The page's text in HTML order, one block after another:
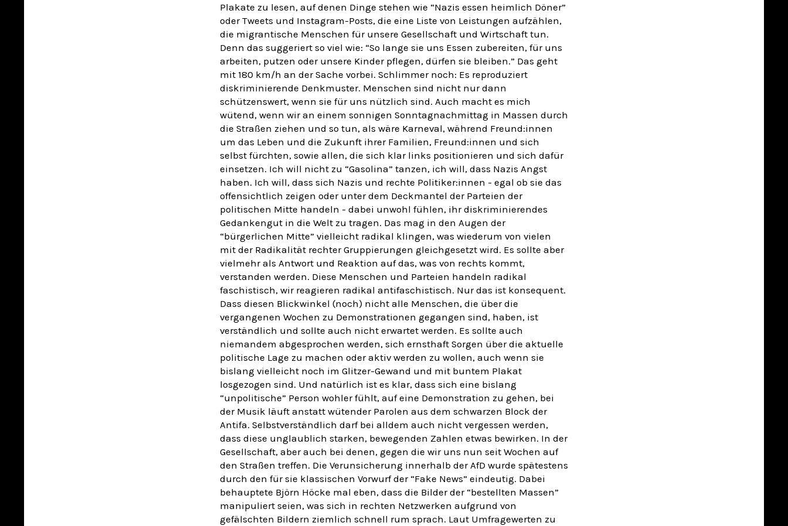
Plakate zu lesen, auf denen Dinge stehen wie “Nazis essen heimlich Döner”
oder Tweets und Instagram-Posts, die eine Liste von Leistungen aufzählen,
die migrantische Menschen für unsere Gesellschaft und Wirtschaft tun.
Denn das suggeriert so viel wie: “So lange sie uns Essen zubereiten, für uns
arbeiten, putzen oder unsere Kinder pflegen, dürfen sie bleiben.” Das geht
mit 180 km/h an der Sache vorbei. Schlimmer noch: Es reproduziert
diskriminierende Denkmuster. Menschen sind nicht nur dann
schützenswert, wenn sie für uns nützlich sind. Auch macht es mich
wütend, wenn wir an einem sonnigen Sonntagnachmittag in Massen durch
die Straßen ziehen und so tun, als wäre Karneval, während Freund:innen
um das Leben und die Zukunft ihrer Familien, Freund:innen und sich
selbst fürchten, sowie allen, die sich klar links positionieren und sich dafür
einsetzen. Ich will nicht zu “Gasolina” tanzen, ich will, dass Nazis Angst
haben. Ich will, dass sich Nazis und rechte Politiker:innen - egal ob sie das
offensichtlich zeigen oder unter dem Deckmantel der Parteien der
politischen Mitte handeln - dabei unwohl fühlen, ihr diskriminierendes
Gedankengut in die Welt zu tragen. Das mag in den Augen der
“bürgerlichen Mitte” vielleicht radikal klingen, was wiederum von vielen
mit der Radikalität rechter Gruppierungen gleichgesetzt wird. Es sollte aber
vielmehr als Antwort und Reaktion auf das, was von rechts kommt,
verstanden werden. Diese Menschen und Parteien handeln radikal
faschistisch, wir reagieren radikal antifaschistisch. Nur das ist konsequent.
Dass diesen Blickwinkel (noch) nicht alle Menschen, die über die
vergangenen Wochen zu Demonstrationen gegangen sind, haben, ist
verständlich und sollte auch nicht erwartet werden. Es sollte auch
niemandem abgesprochen werden, sich ernsthaft Sorgen über die aktuelle
politische Lage zu machen oder aktiv werden zu wollen, auch wenn sie
bislang vielleicht noch im Glitzer-Gewand und mit buntem Plakat
losgezogen sind. Und natürlich ist es klar, dass sich eine bislang
“unpolitische” Person wohler fühlt, auf eine Demonstration zu gehen, bei
der Musik läuft anstatt wütender Parolen aus dem schwarzen Block der
Antifa. Selbstverständlich darf bei alldem auch nicht vergessen werden,
dass diese unglaublich starken, bewegenden Zahlen etwas bewirken. In der
Gesellschaft, aber auch bei denen, gegen die wir uns nun seit Wochen auf
den Straßen treffen. Die Verunsicherung innerhalb der AfD wurde spätestens
durch den für sie klassischen Vorwurf der “Fake News” eindeutig. Dabei
behauptete Björn Höcke mal eben, dass die Bilder der “bestellten Massen”
manipuliert seien, was sich in rechten Netzwerken aufgrund von
gefälschten Bildern ziemlich schnell rum sprach. Laut Umfragewerten zu